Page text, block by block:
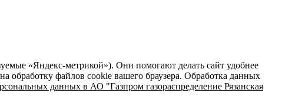
«Яндекс-метрикой»). Они помогают делать сайт удобнее
обработку файлов cookie вашего браузера. Обработка данных
данных в АО "Газпром газораспределение Рязанская